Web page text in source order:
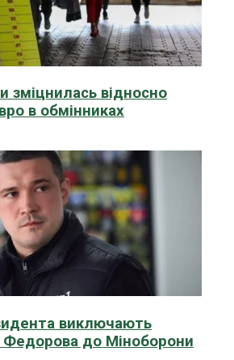
зміцнилась відносно
в обмінниках
виключають
Федорова до Міноборони